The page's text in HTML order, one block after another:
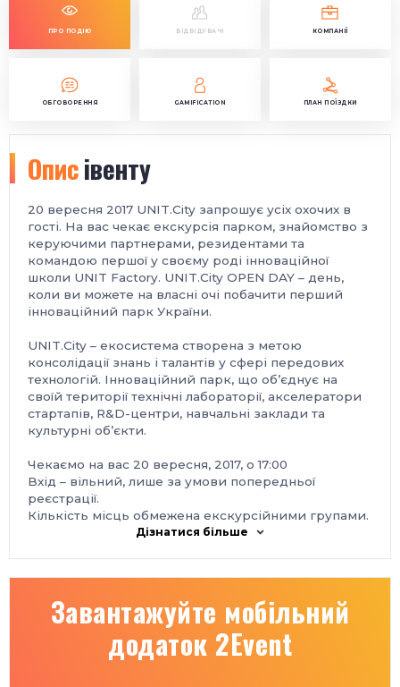
ПРО ПОДІЮ ВІДВІДУВАЧІ КОМПАНІЇ
ОБГОВОРЕННЯ GAMIFICATION ПЛАН ПОЇЗДКИ
Описівенту
20 вересня 2017 UNIT.City запрошує усіх охочих в
гості. На вас чекає екскурсія парком, знайомство з
керуючими партнерами, резидентами та
командою першої у своєму роді інноваційної
школи UNIT Factory. UNIT.City OPEN DAY – день,
коли ви можете на власні очі побачити перший
інноваційний парк України.
UNIT.City – екосистема створена з метою
консолідації знань і талантів у сфері передових
технологій. Інноваційний парк, що об’єднує на
своїй території технічні лабораторії, акселератори
стартапів, R&D-центри, навчальні заклади та
культурні об’єкти.
Чекаємо на вас 20 вересня, 2017, о 17:00
Вхід – вільний, лише за умови попередньої
реєстрації.
Кількість місць обмежена екскурсійними групами.
Дізнатися більше
Завантажуйте мобільний
додаток 2Event